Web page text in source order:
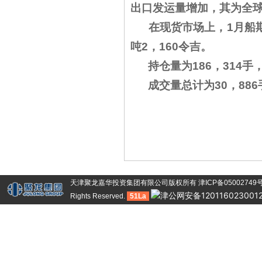
出口发运量增加，其为全
在现货市场上，1月船
吨2，160令吉。
持仓量为186，314手
成交量总计为30，886
天津聚龙嘉华投资集团有限公司版权所有 津ICP备05002749
Rights Reserved. 51La 津公网安备